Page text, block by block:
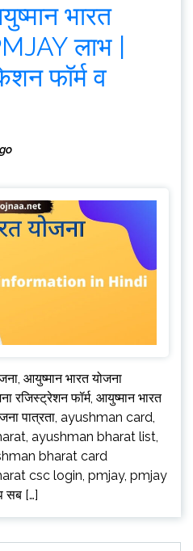
भारत
लाभ |
फॉर्म व
आयुष्मान भारत योजना
रजिस्ट्रेशन फॉर्म, आयुष्मान भारत
पात्रता, ayushman card,
ayushman bharat list,
bharat card
csc login, pmjay, pmjay
सब […]